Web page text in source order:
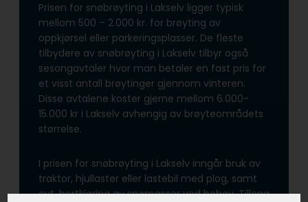
Prisen for snøbrøyting i Lakselv ligger typisk
mellom 500 – 2.000 kr. for brøyting av
oppkjørsel eller parkeringsplasser. De fleste
tilbydere av snøbrøyting i Lakselv tilbyr også
sesongavtaler hvor man betaler en fast pris for
et visst antall brøytinger gjennom vinteren.
Disse avtalene koster gjerne mellom 6.000-
15.000 kr i Lakselv avhengig av brøyteområdets
størrelse.
I prisen for snøbrøyting i Lakselv inngår bruk av
traktor, hjullaster eller lastebil med plog, samt
evt. bortkjøring av snømasser ved behov. Tillegg